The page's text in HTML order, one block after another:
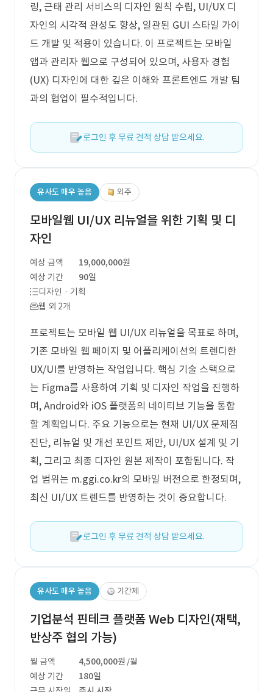
링, 근태 관리 서비스의 디자인 원칙 수립, UI/UX 디
자인의 시각적 완성도 향상, 일관된 GUI 스타일 가이
드 개발 및 적용이 있습니다. 이 프로젝트는 모바일
앱과 관리자 웹으로 구성되어 있으며, 사용자 경험
(UX) 디자인에 대한 깊은 이해와 프론트엔드 개발 팀
과의 협업이 필수적입니다.
로그인 후 무료 견적 상담 받으세요.
유사도 매우 높음 외주
모바일웹 UI/UX 리뉴얼을 위한 기획 및 디
자인
예상 금액
19,000,000원
예상 기간
90일
디자인 · 기획
웹 외 2개
프로젝트는 모바일 웹 UI/UX 리뉴얼을 목표로 하며,
기존 모바일 웹 페이지 및 어플리케이션의 트렌디한
UX/UI를 반영하는 작업입니다. 핵심 기술 스택으로
는 Figma를 사용하여 기획 및 디자인 작업을 진행하
며, Android와 iOS 플랫폼의 네이티브 기능을 통합
할 계획입니다. 주요 기능으로는 현재 UI/UX 문제점
진단, 리뉴얼 및 개선 포인트 제안, UI/UX 설계 및 기
획, 그리고 최종 디자인 원본 제작이 포함됩니다. 작
업 범위는 m.ggi.co.kr의 모바일 버전으로 한정되며,
최신 UI/UX 트렌드를 반영하는 것이 중요합니다.
로그인 후 무료 견적 상담 받으세요.
유사도 매우 높음 기간제
기업분석 핀테크 플랫폼 Web 디자인(재택,
반상주 협의 가능)
월 금액 4,500,000원 /월
예상 기간
180일